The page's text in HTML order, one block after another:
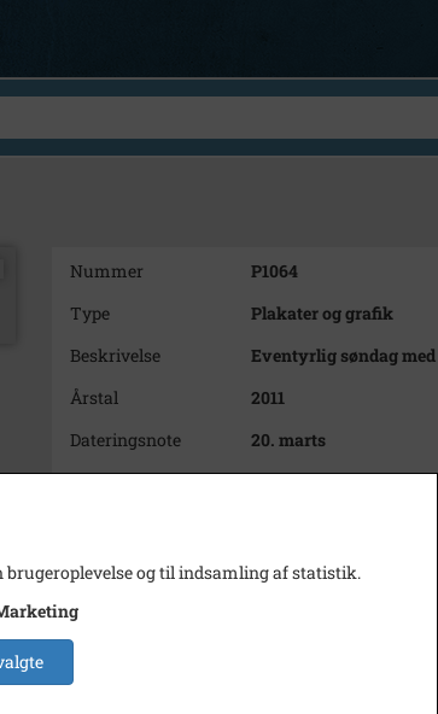
Nummer
P1064
Type
Plakater og grafik
Beskrivelse
Eventyrlig søndag
Årstal
2011
Dateringsnote
20. marts
Størrelse
40 x 30 cm.
Herlev Kommunes
Kontakt arkivet
Søg videre i Herlev Kommunes Lokalarkiv
børn
og til indsamling af statistik.